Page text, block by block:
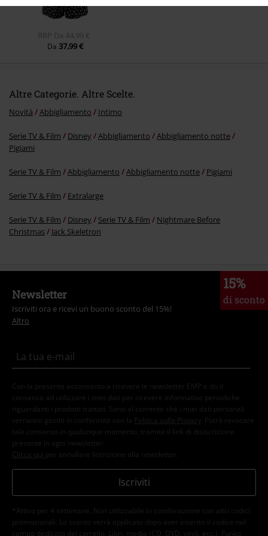
RRP Da 44,99 €
Da 37,99 €
Altre Categorie. Altre Scelte.
Novità Abbigliamento Intimo
Serie TV & Film Disney Abbigliamento
Abbigliamento notte
Pigiami
Serie TV & Film Abbigliamento Abbigliamento notte Pigiami
Serie TV & Film Extralarge
Serie TV & Film Disney Serie TV & Film
Nightmare Before
Christmas
Jack Skeletron
15%
di sconto
Newsletter
Iscriviti ora e ricevi un buono sconto del 15%!
Altro
Con la presente acconsento a ricevere le newsletter EMP e do il
consenso ad utilizzare i miei dati per ricevere informative periodiche
riguardanti i prodotti trattati. Sono al corrente che i miei dati personali
verranno gestiti in conformità con la
Politica sulla Privacy
. Potrò revocare
tale consenso in qualunque momento, tramite il link di disiscrizione
presente in ogni newsletter.
Clicca qui per annullare liscrizione alla newsletter.
Iscriviti
*Attivo per 4 settimane. Non utilizzabile in combinazione con altri codici
promozionali. Lo sconto verrà applicato dopo aver inserito il codice nel
campo dedicato del carrello. Libri, media (CD, DVD, vinili, ecc.), Funko